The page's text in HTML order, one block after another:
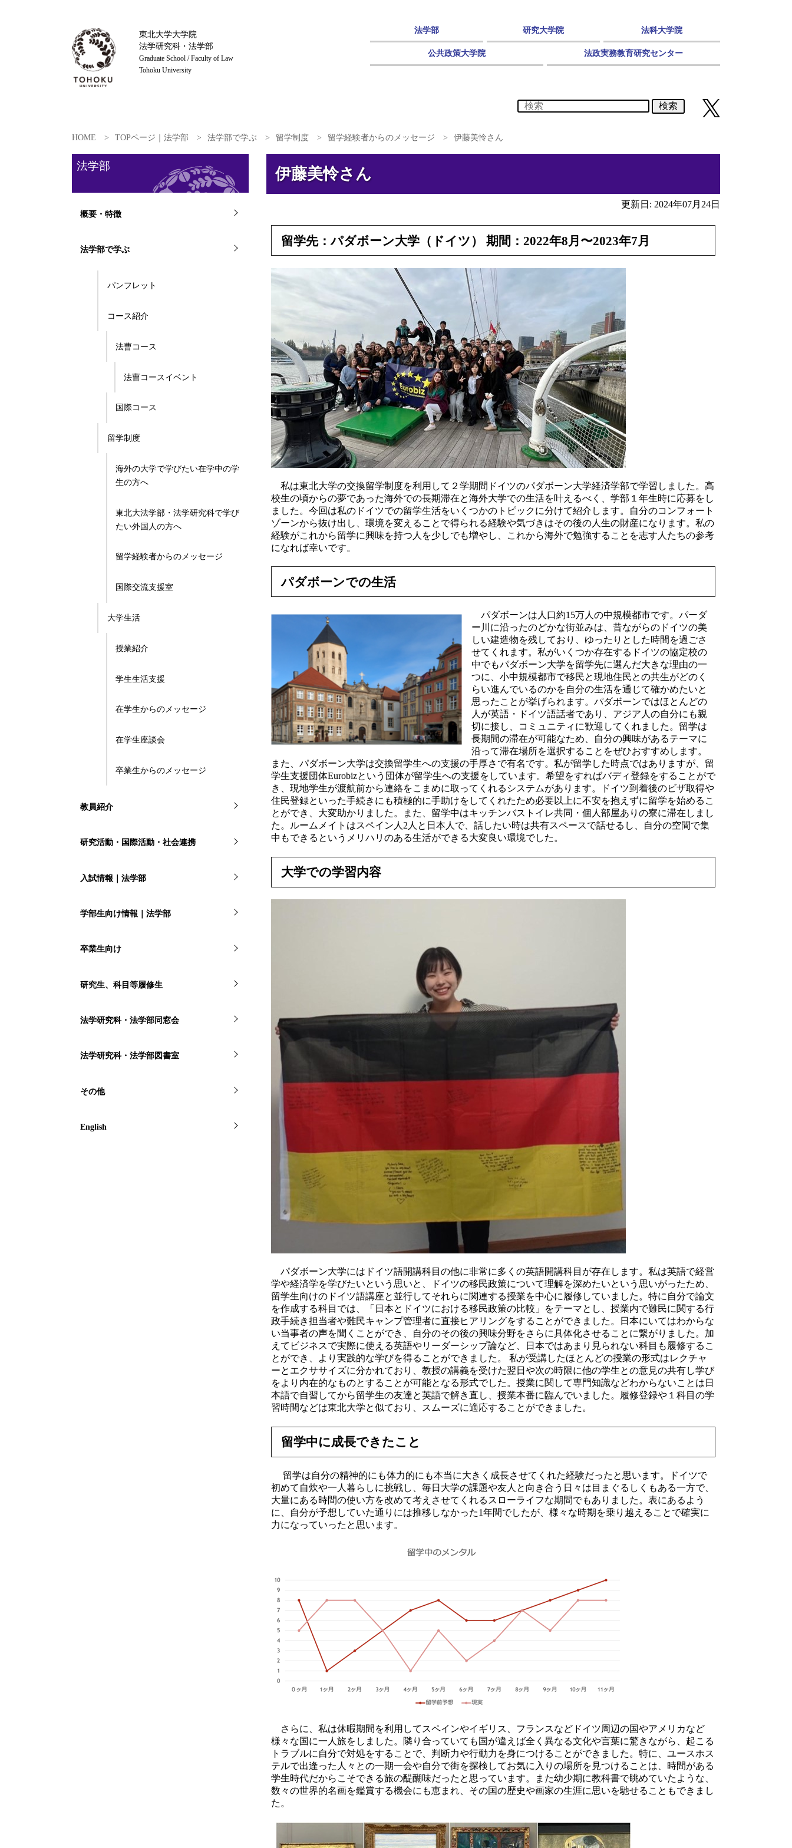
東北大学大学院
法学研究科・法学部
Graduate School / Faculty of Law
Tohoku University
法学部 研究大学院 法科大学院
公共政策大学院 法政実務教育研究センター
検索
HOME TOPページ｜法学部 法学部で学ぶ 留学制度 留学経験者からのメッセージ 伊藤美怜さん
伊藤美怜さん
更新日: 2024年07月24日
留学先：パダボーン大学（ドイツ） 期間：2022年8月〜2023年7月
私は東北大学の交換留学制度を利用して２学期間ドイツのパダボーン大学経済学部で学習しました。高
校生の頃からの夢であった海外での長期滞在と海外大学での生活を叶えるべく、学部１年生時に応募をし
ました。今回は私のドイツでの留学生活をいくつかのトピックに分けて紹介します。自分のコンフォート
ゾーンから抜け出し、環境を変えることで得られる経験や気づきはその後の人生の財産になります。私の
経験がこれから留学に興味を持つ人を少しでも増やし、これから海外で勉強することを志す人たちの参考
になれば幸いです。
パダボーンでの生活
パダボーンは人口約15万人の中規模都市です。パーダ
ー川に沿ったのどかな街並みは、昔ながらのドイツの美
しい建造物を残しており、ゆったりとした時間を過ごさ
せてくれます。私がいくつか存在するドイツの協定校の
中でもパダボーン大学を留学先に選んだ大きな理由の一
つに、小中規模都市で移民と現地住民との共生がどのく
らい進んでいるのかを自分の生活を通じて確かめたいと
思ったことが挙げられます。パダボーンではほとんどの
人が英語・ドイツ語話者であり、アジア人の自分にも親
切に接し、コミュニティに歓迎してくれました。留学は
長期間の滞在が可能なため、自分の興味があるテーマに
沿って滞在場所を選択することをぜひおすすめします。
また、パダボーン大学は交換留学生への支援の手厚さで有名です。私が留学した時点ではありますが、留
学生支援団体Eurobizという団体が留学生への支援をしています。希望をすればバディ登録をすることがで
き、現地学生が渡航前から連絡をこまめに取ってくれるシステムがあります。ドイツ到着後のビザ取得や
住民登録といった手続きにも積極的に手助けをしてくれたため必要以上に不安を抱えずに留学を始めるこ
とができ、大変助かりました。また、留学中はキッチンバストイレ共同・個人部屋ありの寮に滞在しまし
た。ルームメイトはスペイン人2人と日本人で、話したい時は共有スペースで話せるし、自分の空間で集
中もできるというメリハリのある生活ができる大変良い環境でした。
大学での学習内容
パダボーン大学にはドイツ語開講科目の他に非常に多くの英語開講科目が存在します。私は英語で経営
学や経済学を学びたいという思いと、ドイツの移民政策について理解を深めたいという思いがったため、
留学生向けのドイツ語講座と並行してそれらに関連する授業を中心に履修していました。特に自分で論文
を作成する科目では、「日本とドイツにおける移民政策の比較」をテーマとし、授業内で難民に関する行
政手続き担当者や難民キャンプ管理者に直接ヒアリングをすることができました。日本にいてはわからな
い当事者の声を聞くことができ、自分のその後の興味分野をさらに具体化させることに繋がりました。加
えてビジネスで実際に使える英語やリーダーシップ論など、日本ではあまり見られない科目も履修するこ
とができ、より実践的な学びを得ることができました。 私が受講したほとんどの授業の形式はレクチャ
ーとエクササイズに分かれており、教授の講義を受けた翌日や次の時限に他の学生との意見の共有し学び
をより内在的なものとすることが可能となる形式でした。授業に関して専門知識などわからないことは日
本語で自習してから留学生の友達と英語で解き直し、授業本番に臨んでいました。履修登録や１科目の学
習時間などは東北大学と似ており、スムーズに適応することができました。
留学中に成長できたこと
留学は自分の精神的にも体力的にも本当に大きく成長させてくれた経験だったと思います。ドイツで
初めて自炊や一人暮らしに挑戦し、毎日大学の課題や友人と向き合う日々は目まぐるしくもある一方で、
大量にある時間の使い方を改めて考えさせてくれるスローライフな期間でもありました。表にあるよう
に、自分が予想していた通りには推移しなかった1年間でしたが、様々な時期を乗り越えることで確実に
力になっていったと思います。
さらに、私は休暇期間を利用してスペインやイギリス、フランスなどドイツ周辺の国やアメリカなど
様々な国に一人旅をしました。隣り合っていても国が違えば全く異なる文化や言葉に驚きながら、起こる
トラブルに自分で対処をすることで、判断力や行動力を身につけることができました。特に、ユースホス
テルで出逢った人々との一期一会や自分で街を探検してお気に入りの場所を見つけることは、時間がある
学生時代だからこそできる旅の醍醐味だったと思っています。また幼少期に教科書で眺めていたような、
数々の世界的名画を鑑賞する機会にも恵まれ、その国の歴史や画家の生涯に思いを馳せることもできまし
た。
法学部
概要・特徴
法学部で学ぶ
パンフレット
コース紹介
法曹コース
法曹コースイベント
国際コース
留学制度
海外の大学で学びたい在学中の学
生の方へ
東北大法学部・法学研究科で学び
たい外国人の方へ
留学経験者からのメッセージ
国際交流支援室
大学生活
授業紹介
学生生活支援
在学生からのメッセージ
在学生座談会
卒業生からのメッセージ
教員紹介
研究活動・国際活動・社会連携
入試情報｜法学部
学部生向け情報｜法学部
卒業生向け
研究生、科目等履修生
法学研究科・法学部同窓会
法学研究科・法学部図書室
その他
English